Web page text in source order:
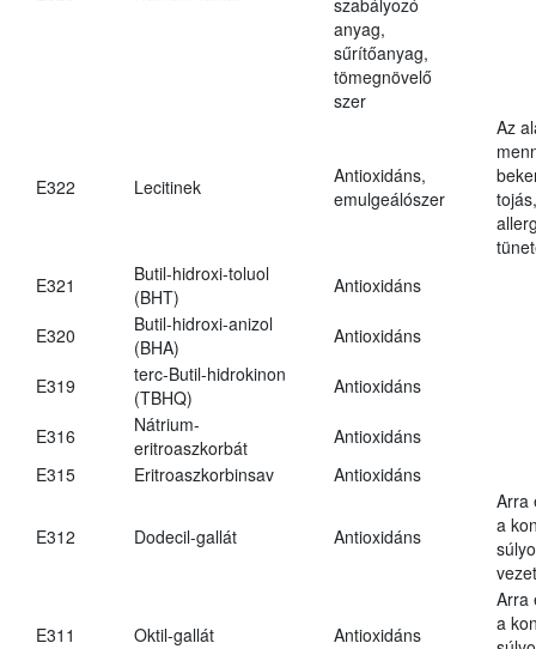
anyag,
sűrítőanyag,
tömegnövelő
szer
E322 Lecitinek
Antioxidáns,
emulgeálószer
Az
E321
Butil-hidroxi-toluol
(BHT)
Antioxidáns
E320
Butil-hidroxi-anizol
(BHA)
Antioxidáns
E319
terc-Butil-hidrokinon
(TBHQ)
Antioxidáns
E316
Nátrium-
eritroaszkorbát
Antioxidáns
E315
Eritroaszkorbinsav Antioxidáns
E312 Dodecil-gallát Antioxidáns
Arra
a
E311 Oktil-gallát Antioxidáns
Arra
a